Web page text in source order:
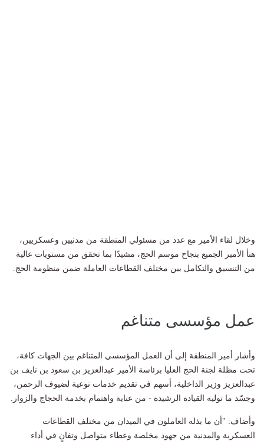
وخلال لقاء الأمير مع عدد من مسئولي المنطقة من مدنيين وعسكريين،
هنأ الأمير الجميع بنجاح موسم الحج، مشيدًا بما تحقق من مستويات عالية
من التنسيق والتكامل بين مختلف القطاعات العاملة ضمن منظومة الحج.
عمل مؤسسى متناغم
وأشار أمير المنطقة إلى أن العمل المؤسسي المتناغم بين الجهات كافة،
تحت مظلة لجنة الحج العليا برئاسة الأمير عبدالعزيز بن سعود بن نايف بن
عبدالعزيز وزير الداخلية، أسهم في تقديم خدمات نوعية لضيوف الرحمن،
وجسّد ما توليه القيادة الرشيدة - من عناية واهتمام بخدمة الحجاج والزوار.
وأضاف: "أن ما بذله العاملون في الميدان من مختلف القطاعات
العسكرية والمدنية من جهود مخلصة وعطاء متواصل وتفانٍ في أداء